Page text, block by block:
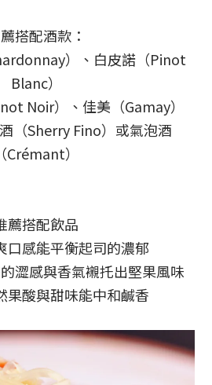
搭配酒款：
）、白皮諾（Pinot
Blanc）
Noir）、佳美（Gamay）
（Sherry Fino）或氣泡酒
（Crémant）
薦搭配飲品
口感能平衡起司的濃郁
澀感與香氣襯托出堅果風味
果酸與甜味能中和鹹香